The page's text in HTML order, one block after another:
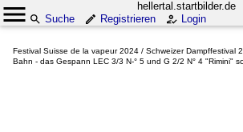
hellertal.startbilder.de
Suche
Registrieren Login
Festival Suisse de la vapeur 2024 / Schweizer Dampffestival
Bahn - das Gespann LEC 3/3 N-° 5 und G 2/2 N° 4 "Rimini"